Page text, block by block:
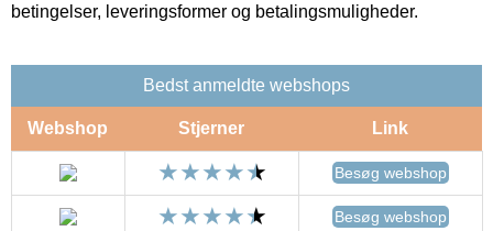
betingelser, leveringsformer og betalingsmuligheder.
Bedst anmeldte webshops
Webshop Stjerner Link
Besøg webshop
Besøg webshop